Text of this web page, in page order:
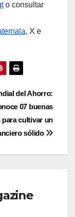
o consultar
, X e
del Ahorro:
07 buenas
para cultivar un
sólido